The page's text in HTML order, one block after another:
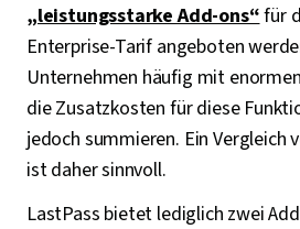
„leistungsstarke Add-ons“für
Enterprise-Tarif angeboten
Unternehmen häufig mit
die Zusatzkosten für diese
jedoch summieren. Ein Vergleich
ist daher sinnvoll.
LastPass bietet lediglich zwei